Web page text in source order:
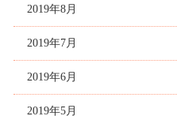
2019年8月
2019年7月
2019年6月
2019年5月